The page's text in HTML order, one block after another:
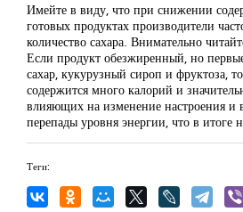
Имейте в виду, что при снижении
готовых продуктах производители
количество сахара. Внимательно
Если продукт обезжиренный, но
сахар, кукурузный сироп и фруктоза,
содержится много калорий и
влияющих на изменение настроения
перепады уровня энергии, что в итоге
Теги: